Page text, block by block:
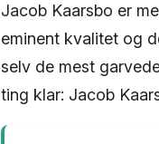
Jacob Kaarsbo er
eminent kvalitet og
selv de mest
ting klar: Jacob